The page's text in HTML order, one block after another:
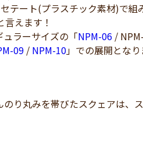
テート(プラスチック素材)で
えます！
ラーサイズの「NPM-06 /
09 / NPM-10」での展開となり
り丸みを帯びたスクェアは、